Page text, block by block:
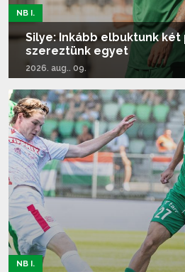
NB I.
Silye: Inkább elbuktunk
szereztünk egyet
2026. aug.. 09.
Tovább
NB I.